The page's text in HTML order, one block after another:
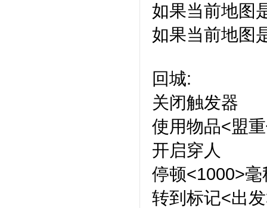
如果当前地图
如果当前地图
回城:
关闭触发器
使用物品<盟
开启穿人
停顿<1000>毫
转到标记<出